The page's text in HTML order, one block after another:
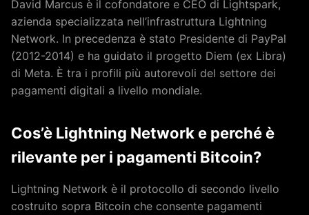
David Marcus è il cofondatore e CEO di Lightspark,
azienda specializzata nell’infrastruttura Lightning
Network. In precedenza è stato Presidente di PayPal
(2012-2014) e ha guidato il progetto Diem (ex Libra)
di Meta. È tra i profili più autorevoli del settore dei
pagamenti digitali a livello mondiale.
Cos’è Lightning Network e perché è
rilevante per i pagamenti Bitcoin?
Lightning Network è il protocollo di secondo livello
costruito sopra Bitcoin che consente pagamenti